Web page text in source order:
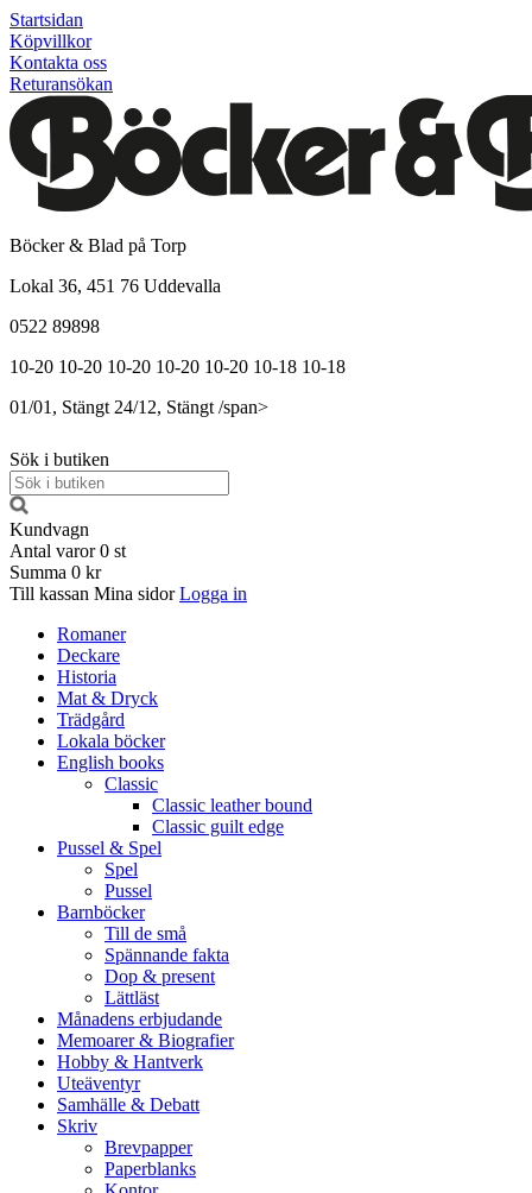
Startsidan
Köpvillkor
Kontakta oss
Returansökan
Böcker & Blad på Torp
Lokal 36, 451 76 Uddevalla
0522 89898
10-20 10-20 10-20 10-20 10-20 10-18 10-18
01/01, Stängt 24/12, Stängt /span>
Sök i butiken
Kundvagn
Antal varor 0 st
Summa 0 kr
Till kassan Mina sidor Logga in
Romaner
Deckare
Historia
Mat & Dryck
Trädgård
Lokala böcker
English books
Classic
Classic leather bound
Classic guilt edge
Pussel & Spel
Spel
Pussel
Barnböcker
Till de små
Spännande fakta
Dop & present
Lättläst
Månadens erbjudande
Memoarer & Biografier
Hobby & Hantverk
Uteäventyr
Samhälle & Debatt
Skriv
Brevpapper
Paperblanks